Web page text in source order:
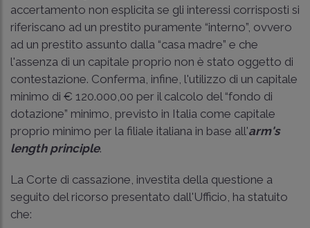
accertamento non esplicita se gli interessi corrisposti si
riferiscano ad un prestito puramente “interno”, ovvero
ad un prestito assunto dalla “casa madre” e che
l'assenza di un capitale proprio non è stato oggetto di
contestazione. Conferma, infine, l'utilizzo di un capitale
minimo di € 120.000,00 per il calcolo del “fondo di
dotazione” minimo, previsto in Italia come capitale
proprio minimo per la filiale italiana in base all'arm's
length principle.
La Corte di cassazione, investita della questione a
seguito del ricorso presentato dall'Ufficio, ha statuito
che: